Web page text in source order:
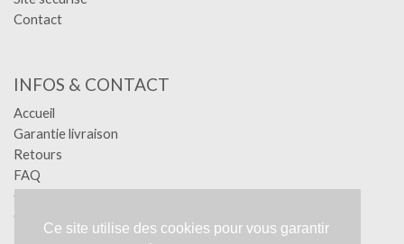
Contact
INFOS & CONTACT
Accueil
Garantie livraison
Retours
FAQ
Confidentialité
Conditions générales
Mentions légales
Ce site utilise des cookies pour vous garantir